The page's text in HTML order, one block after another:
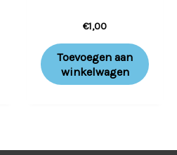
€1,00
Toevoegen aan
winkelwagen